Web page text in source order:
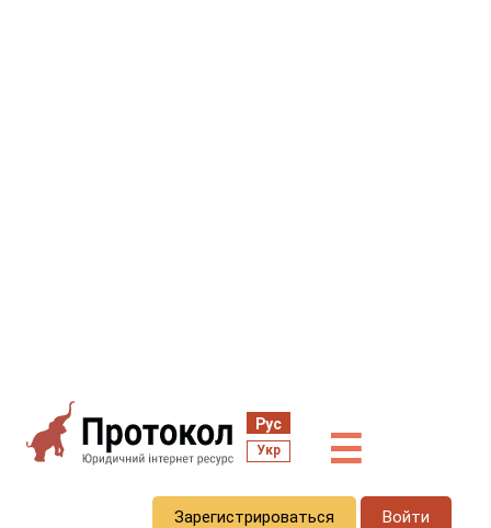
Рус
Укр ☰
Зарегистрироваться Войти